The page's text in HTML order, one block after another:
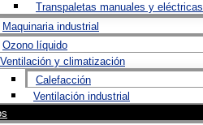
Transpaletas manuales y eléctricas
Maquinaria industrial
Ozono líquido
Ventilación y climatización
Calefacción
Ventilación industrial